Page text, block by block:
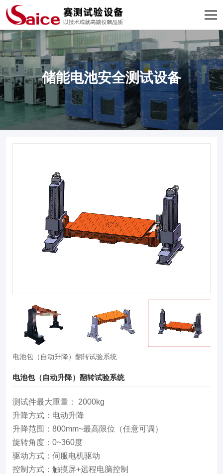
储能电池安全测试设备
电池包（自动升降）翻转试验系统
电池包（自动升降）翻转试验系统
测试件最大重量： 2000kg
升降方式：电动升降
升降范围：800mm~最高限位（任意可调）
旋转角度：0~360度
驱动方式：伺服电机驱动
控制方式：触摸屏+远程电脑控制